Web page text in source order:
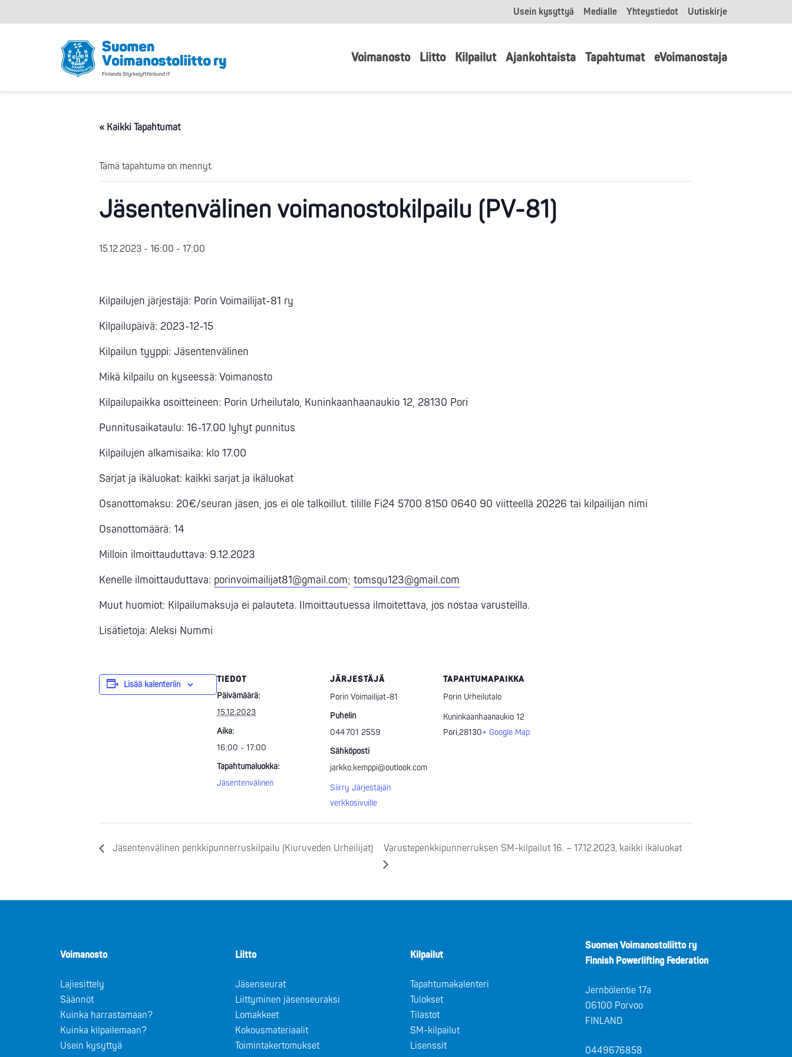
Usein kysyttyä Medialle Yhteystiedot Uutiskirje
Voimanosto Liitto Kilpailut Ajankohtaista Tapahtumat eVoimanostaja
« Kaikki Tapahtumat
Tämä tapahtuma on mennyt.
Jäsentenvälinen voimanostokilpailu (PV-81)
15.12.2023 - 16:00 - 17:00
Kilpailujen järjestäjä: Porin Voimailijat-81 ry
Kilpailupäivä: 2023-12-15
Kilpailun tyyppi: Jäsentenvälinen
Mikä kilpailu on kyseessä: Voimanosto
Kilpailupaikka osoitteineen: Porin Urheilutalo, Kuninkaanhaanaukio 12, 28130 Pori
Punnitusaikataulu: 16-17.00 lyhyt punnitus
Kilpailujen alkamisaika: klo 17.00
Sarjat ja ikäluokat: kaikki sarjat ja ikäluokat
Osanottomaksu: 20€/seuran jäsen, jos ei ole talkoillut. tilille Fi24 5700 8150 0640 90 viitteellä 20226 tai kilpailijan nimi
Osanottomäärä: 14
Milloin ilmoittauduttava: 9.12.2023
Kenelle ilmoittauduttava: porinvoimailijat81@gmail.com; tomsqu123@gmail.com
Muut huomiot: Kilpailumaksuja ei palauteta. Ilmoittautuessa ilmoitettava, jos nostaa varusteilla.
Lisätietoja: Aleksi Nummi
Lisää kalenteriin
TIEDOT
Päivämäärä:
15.12.2023
Aika:
16:00 - 17:00
Tapahtumaluokka:
Jäsentenvälinen
JÄRJESTÄJÄ
Porin Voimailijat-81
Puhelin
044 701 2559
Sähköposti
jarkko.kemppi@outlook.com
Siirry Järjestäjän
verkkosivuille
TAPAHTUMAPAIKKA
Porin Urheilutalo
Kuninkaanhaanaukio 12
Pori,28130+ Google Map
Jäsentenvälinen penkkipunnerruskilpailu (Kiuruveden Urheilijat) Varustepenkkipunnerruksen SM-kilpailut 16. – 17.12.2023, kaikki ikäluokat
Voimanosto
Lajiesittely
Säännöt
Kuinka harrastamaan?
Kuinka kilpailemaan?
Usein kysyttyä
Liitto
Jäsenseurat
Liittyminen jäsenseuraksi
Lomakkeet
Kokousmateriaalit
Toimintakertomukset
Kilpailut
Tapahtumakalenteri
Tulokset
Tilastot
SM-kilpailut
Lisenssit
Suomen Voimanostoliitto ry
Finnish Powerlifting Federation
Jernbölentie 17a
06100 Porvoo
FINLAND
0449676858